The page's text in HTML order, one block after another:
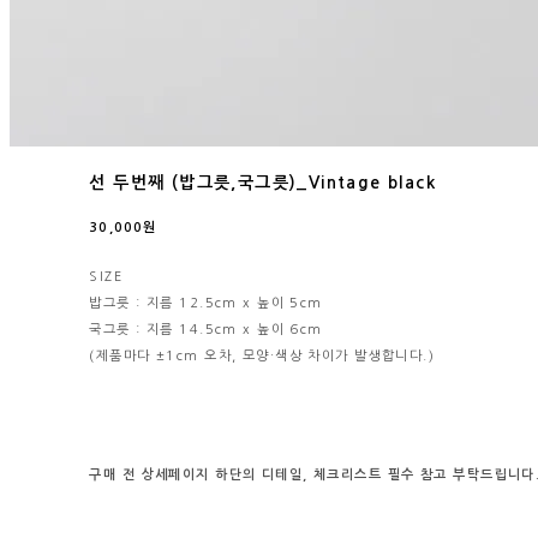
선 두번째 (밥그릇,국그릇)_Vintage black
30,000원
SIZE
밥그릇 : 지름 12.5cm x 높이 5cm
국그릇 : 지름 14.5cm x 높이 6cm
(제품마다 ±1cm 오차, 모양·색상 차이가 발생합니다.)
구매 전 상세페이지 하단의 디테일, 체크리스트 필수 참고 부탁드립니